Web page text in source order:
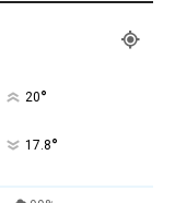
20°
17.8°